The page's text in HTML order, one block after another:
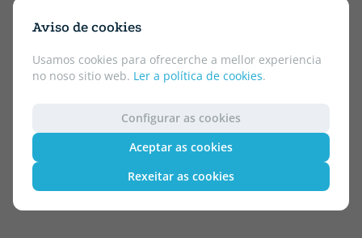
Aviso de cookies
Usamos cookies para ofrecerche a mellor experiencia
no noso sitio web. Ler a política de cookies.
Configurar as cookies
Aceptar as cookies
Rexeitar as cookies